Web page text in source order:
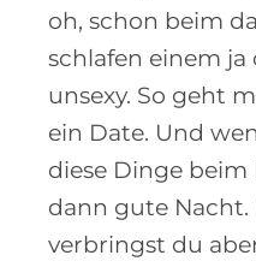
oh, schon beim
schlafen einem ja
unsexy. So geht
ein Date. Und
diese Dinge beim
dann gute Nacht.
verbringst du